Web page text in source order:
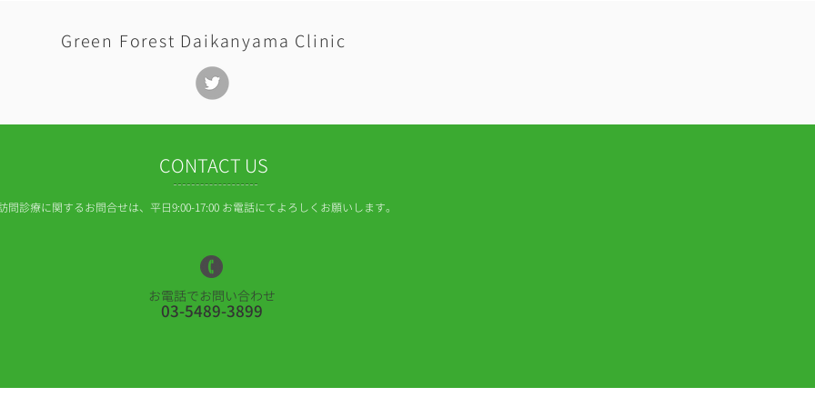
Green Forest Daikanyama Clinic
CONTACT US
問診療に関するお問合せは、平日9:00-17:00 お電話にてよろしくお願いします。
お電話でお問い合わせ
03-5489-3899